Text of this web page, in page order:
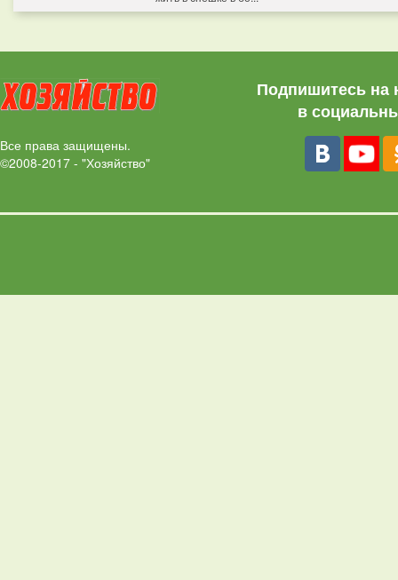
Все права защищены.
©2008-2017 - "Хозяйство"
Подпишитесь на
в